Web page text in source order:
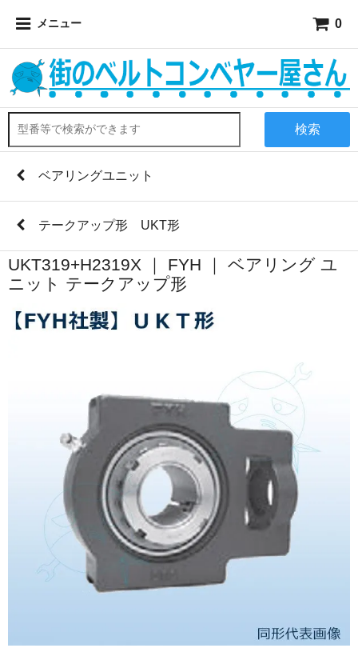
メニュー 0
検索
ベアリングユニット
テークアップ形 UKT形
UKT319+H2319X ｜ FYH ｜ ベアリング ユ
ニット テークアップ形